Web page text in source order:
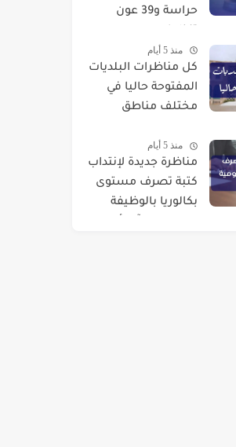
حراسة و39 عون
منذ 5 أيام
كل مناظرات البلديات
المفتوحة حاليا في
مختلف مناطق
منذ 5 أيام
مناظرة جديدة لإنتداب
كتبة تصرف مستوى
بكالوريا بالوظيفة